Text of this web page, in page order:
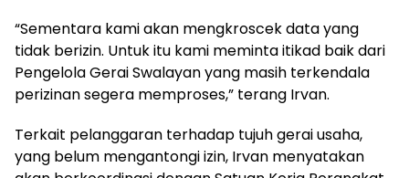
“Sementara kami akan mengkroscek data yang
tidak berizin. Untuk itu kami meminta itikad baik dari
Pengelola Gerai Swalayan yang masih terkendala
perizinan segera memproses,” terang Irvan.
Terkait pelanggaran terhadap tujuh gerai usaha,
yang belum mengantongi izin, Irvan menyatakan